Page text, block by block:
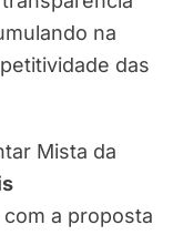
na
das
Mista da
a proposta